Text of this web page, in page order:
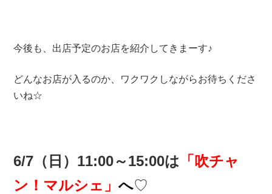
今後も、出店予定のお店を紹介してきまーす♪
どんなお店が入るのか、ワクワクしながらお待ちくださ
いね☆
6/7（日）11:00～15:00は 「吹チャ
ン！マルシェ」へ♡